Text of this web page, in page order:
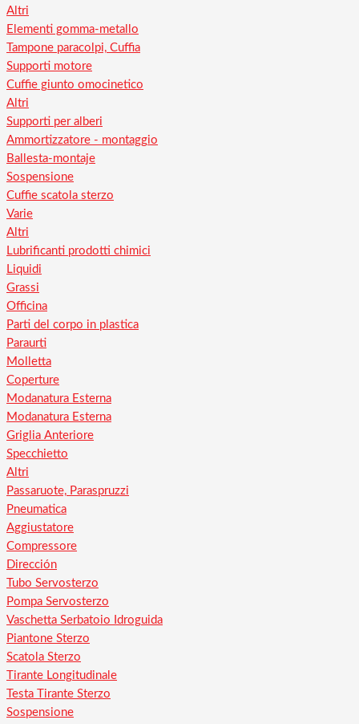
Altri
Elementi gomma-metallo
Tampone paracolpi, Cuffia
Supporti motore
Cuffie giunto omocinetico
Altri
Supporti per alberi
Ammortizzatore - montaggio
Ballesta-montaje
Sospensione
Cuffie scatola sterzo
Varie
Altri
Lubrificanti prodotti chimici
Liquidi
Grassi
Officina
Parti del corpo in plastica
Paraurti
Molletta
Coperture
Modanatura Esterna
Modanatura Esterna
Griglia Anteriore
Specchietto
Altri
Passaruote, Paraspruzzi
Pneumatica
Aggiustatore
Compressore
Dirección
Tubo Servosterzo
Pompa Servosterzo
Vaschetta Serbatoio Idroguida
Piantone Sterzo
Scatola Sterzo
Tirante Longitudinale
Testa Tirante Sterzo
Sospensione